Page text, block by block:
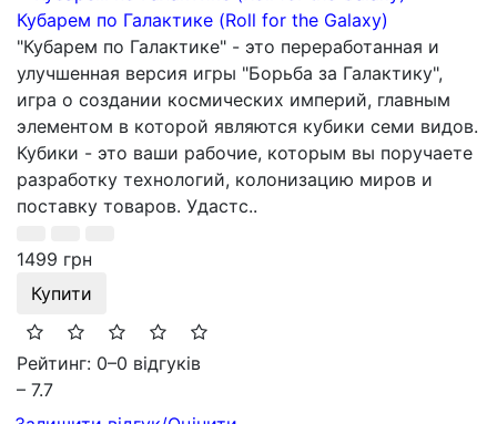
Кубарем по Галактике (Roll for the Galaxy)
"Кубарем по Галактике" - это переработанная и
улучшенная версия игры "Борьба за Галактику",
игра о создании космических империй, главным
элементом в которой являются кубики семи видов.
Кубики - это ваши рабочие, которым вы поручаете
разработку технологий, колонизацию миров и
поставку товаров. Удастс..
1499 грн
Купити
Рейтинг: 0–0 відгуків
– 7.7